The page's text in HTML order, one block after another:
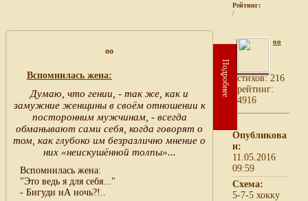
Рейтинг:
/
oo
Вспомнилась жена:
Думаю, что гении, - так же, как и
замужние женщины в своём отношении к
посторонним мужчинам, - всегда
обманывают сами себя, когда говорят о
том, как глубоко им безразлично мнение о
них «неискушённой толпы»...
Вспомнилась жена:
"Это ведь я для себя..."
- Бигуди нА ночь?!..
Подробнее
oo
cтихов: 216
рейтинг:
4916
Опубликова
н:
11.05.2016
09:59
Схема:
5-7-5 хокку